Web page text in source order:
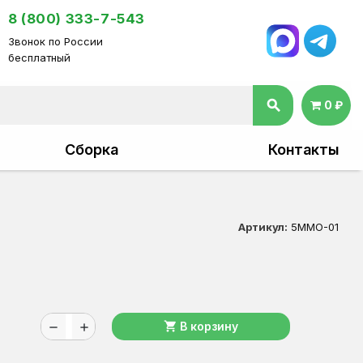
8 (800) 333-7-543
Звонок по России
бесплатный
search 0 ₽
Сборка Контакты
Артикул: 5MМО-01
remove add shopping_cart В корзину